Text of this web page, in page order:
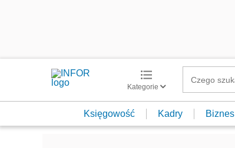
Kategorie
Księgowość Kadry Biznes